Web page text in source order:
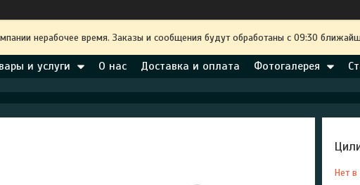
нерабочее время. Заказы и сообщения будут обработаны с 09:30
и услуги О нас Доставка и оплата Фотогалерея
Нет в